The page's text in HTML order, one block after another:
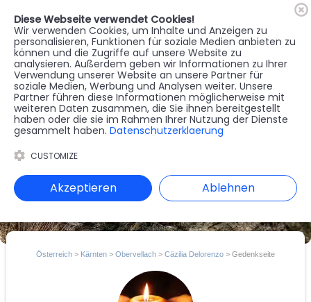
MENU
🇦🇹 Register
Österreich> Kärnten> Obervellach> Cäzilia Delorenzo> Gedenkseite
Diese Webseite verwendet Cookies!
Wir verwenden Cookies, um Inhalte und Anzeigen zu
personalisieren, Funktionen für soziale Medien anbieten zu
können und die Zugriffe auf unsere Website zu
analysieren. Außerdem geben wir Informationen zu Ihrer
Verwendung unserer Website an unsere Partner für
soziale Medien, Werbung und Analysen weiter. Unsere
Partner führen diese Informationen möglicherweise mit
weiteren Daten zusammen, die Sie ihnen bereitgestellt
haben oder die sie im Rahmen Ihrer Nutzung der Dienste
gesammelt haben. Datenschutzerklaerung
CUSTOMIZE
Akzeptieren Ablehnen